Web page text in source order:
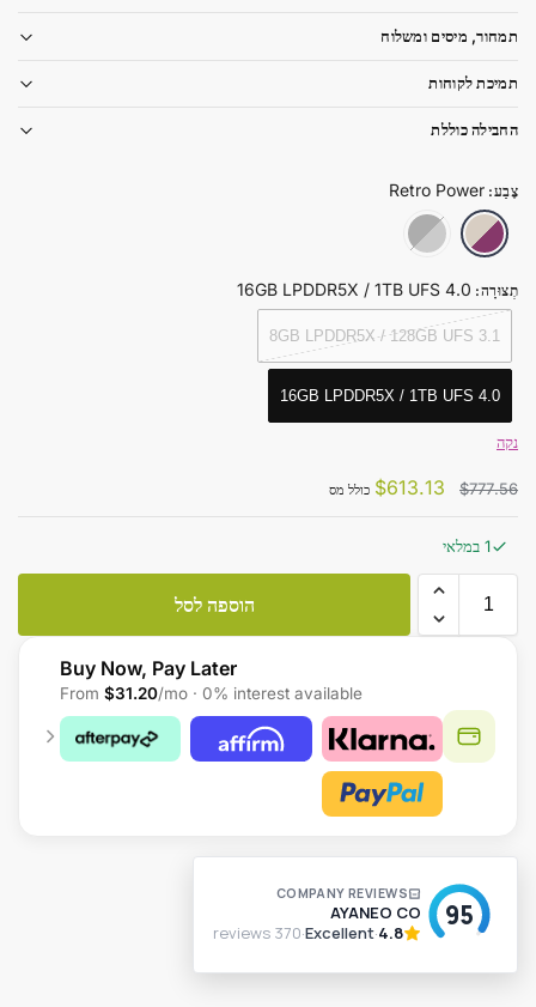
תמחור, מיסים ומשלוח
תמיכת לקוחות
החבילה כוללת
צֶבַע:
Retro Power
תְצוּרָה:
16GB LPDDR5X / 1TB UFS 4.0
8GB LPDDR5X / 128GB UFS 3.1
16GB LPDDR5X / 1TB UFS 4.0
נקה
$777.56
$613.13 כולל מס
1 במלאי
הוספה לסל
Buy Now, Pay Later
From $31.20/mo · 0% interest available